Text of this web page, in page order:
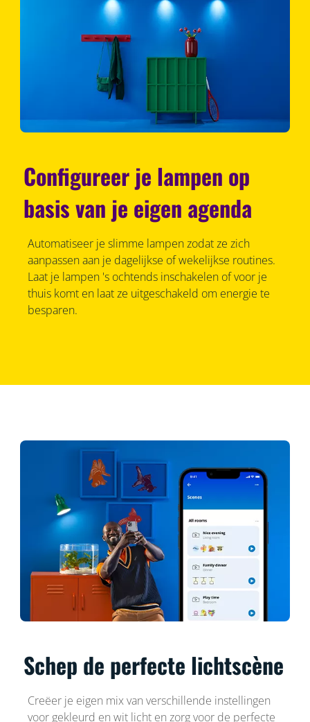
Configureer je lampen op
basis van je eigen agenda
Automatiseer je slimme lampen zodat ze zich
aanpassen aan je dagelijkse of wekelijkse routines.
Laat je lampen 's ochtends inschakelen of voor je
thuis komt en laat ze uitgeschakeld om energie te
besparen.
Schep de perfecte lichtscène
Creëer je eigen mix van verschillende instellingen
voor gekleurd en wit licht en zorg voor de perfecte